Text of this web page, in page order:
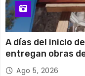
A días del inicio
entregan obras
su histórico
Ago 5, 2026